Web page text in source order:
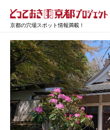
京都の穴場スポット情報満載！